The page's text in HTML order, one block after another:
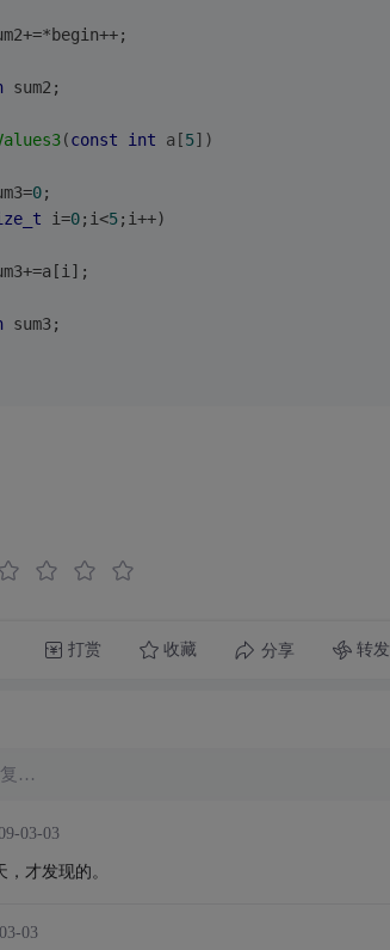
sum2;
(const int a[5])
0;
i=0;i<5;i++)
sum3;
打赏 收藏 分享 转
复…
03-03
才发现的。
03